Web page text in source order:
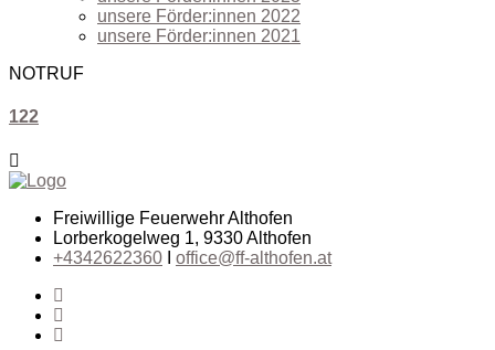
unsere Förder:innen 2022
unsere Förder:innen 2021
NOTRUF
122
Freiwillige Feuerwehr Althofen
Lorberkogelweg 1, 9330 Althofen
+4342622360
office@ff-althofen.at